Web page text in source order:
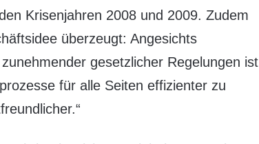
Krisenjahren 2008 und 2009. Zudem
überzeugt: Angesichts
gesetzlicher Regelungen ist
für alle Seiten effizienter zu